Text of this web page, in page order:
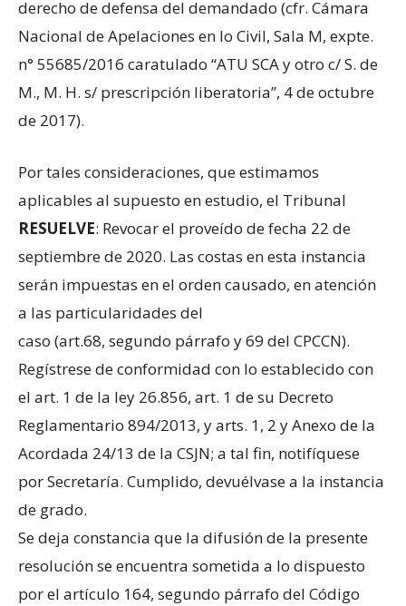
derecho de defensa del demandado (cfr. Cámara
Nacional de Apelaciones en lo Civil, Sala M, expte.
n° 55685/2016 caratulado “ATU SCA y otro c/ S. de
M., M. H. s/ prescripción liberatoria”, 4 de octubre
de 2017).
Por tales consideraciones, que estimamos
aplicables al supuesto en estudio, el Tribunal
RESUELVE: Revocar el proveído de fecha 22 de
septiembre de 2020. Las costas en esta instancia
serán impuestas en el orden causado, en atención
a las particularidades del
caso (art.68, segundo párrafo y 69 del CPCCN).
Regístrese de conformidad con lo establecido con
el art. 1 de la ley 26.856, art. 1 de su Decreto
Reglamentario 894/2013, y arts. 1, 2 y Anexo de la
Acordada 24/13 de la CSJN; a tal fin, notifíquese
por Secretaría. Cumplido, devuélvase a la instancia
de grado.
Se deja constancia que la difusión de la presente
resolución se encuentra sometida a lo dispuesto
por el artículo 164, segundo párrafo del Código